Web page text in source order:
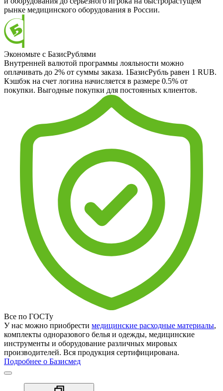
рынке медицинского оборудования в России.
Экономьте с БазисРублями
Внутренней валютой программы лояльности можно
оплачивать до 2% от суммы заказа. 1БазисРубль равен 1 RUB.
Кэшбэк на счет логина начисляется в размере 0.5% от
покупки. Выгодные покупки для постоянных клиентов.
Все по ГОСТу
У нас можно приобрести медицинские расходные материалы,
комплекты одноразового белья и одежды, медицинские
инструменты и оборудование различных мировых
производителей. Вся продукция сертифицирована.
Подробнее о Базисмед